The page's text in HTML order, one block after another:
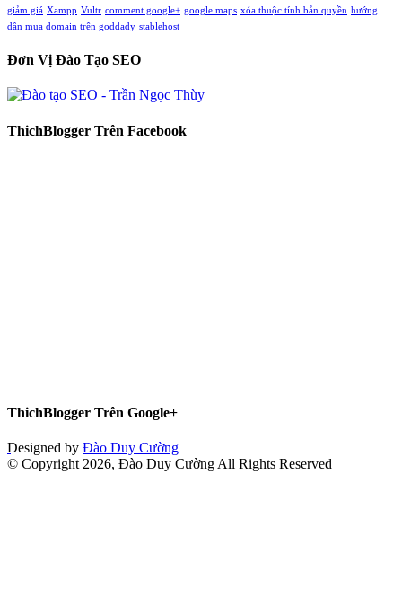
giảm giá Xampp Vultr comment google+ google maps xóa thuộc tính bản quyền hướng
dẫn mua domain trên goddady stablehost
Đơn Vị Đào Tạo SEO
ThichBlogger Trên Facebook
ThichBlogger Trên Google+
Designed by Đào Duy Cường
© Copyright 2026, Đào Duy Cường All Rights Reserved